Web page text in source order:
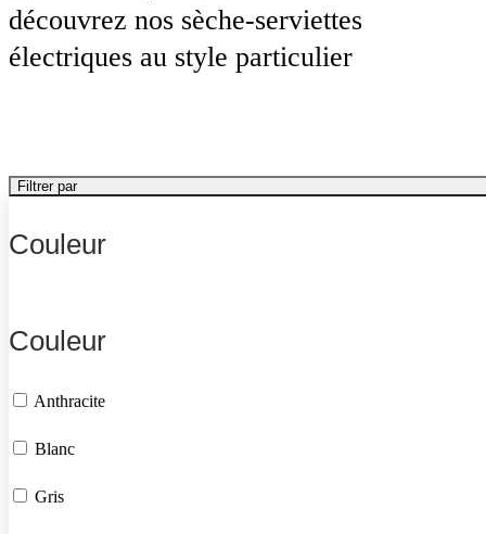
découvrez nos sèche-serviettes
électriques au style particulier
Filtrer par
Couleur
Couleur
Anthracite
Blanc
Gris